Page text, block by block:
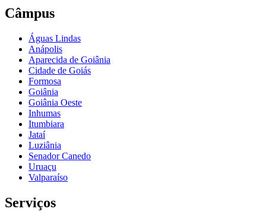
Câmpus
Águas Lindas
Anápolis
Aparecida de Goiânia
Cidade de Goiás
Formosa
Goiânia
Goiânia Oeste
Inhumas
Itumbiara
Jataí
Luziânia
Senador Canedo
Uruaçu
Valparaíso
Serviços